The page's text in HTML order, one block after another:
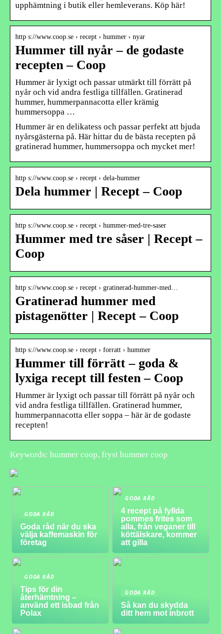
upphämtning i butik eller hemleverans. Köp här!
http s://www.coop.se › recept › hummer › nyar
Hummer till nyår – de godaste
recepten – Coop
Hummer är lyxigt och passar utmärkt till förrätt på
nyår och vid andra festliga tillfällen. Gratinerad
hummer, hummerpannacotta eller krämig
hummersoppa …
Hummer är en delikatess och passar perfekt att bjuda
nyårsgästerna på. Här hittar du de bästa recepten på
gratinerad hummer, hummersoppa och mycket mer!
http s://www.coop.se › recept › dela-hummer
Dela hummer | Recept – Coop
http s://www.coop.se › recept › hummer-med-tre-saser
Hummer med tre såser | Recept –
Coop
http s://www.coop.se › recept › gratinerad-hummer-med…
Gratinerad hummer med
pistagenötter | Recept – Coop
http s://www.coop.se › recept › forratt › hummer
Hummer till förrätt – goda &
lyxiga recept till festen – Coop
Hummer är lyxigt och passar till förrätt på nyår och
vid andra festliga tillfällen. Gratinerad hummer,
hummerpannacotta eller soppa – här är de godaste
recepten!
Keywords: hummer coop, fryst hummer coop
GODA RÅD
Goda råd när du ska
välja kaffemaskin för
företag
GODA RÅD
4 recept på fyllda
pommes frites som
alla, från veganer till
köttälskare, kommer
att gilla
GODA RÅD
Tips för din
återhämtning –
använd ett isbad från
Polax
GODA RÅD
Så kan du skydda
ditt hem mot inbrott